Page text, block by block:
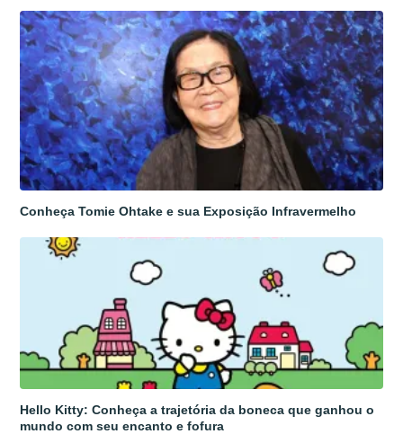
Conheça Tomie Ohtake e sua Exposição Infravermelho
Hello Kitty: Conheça a trajetória da boneca que ganhou o
mundo com seu encanto e fofura